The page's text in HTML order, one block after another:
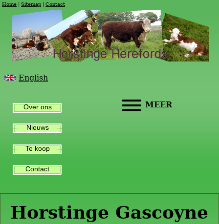
Home Sitemap Contact
English
Over ons
Nieuws
Te koop
Contact
MEER
Horstinge Gascoyne